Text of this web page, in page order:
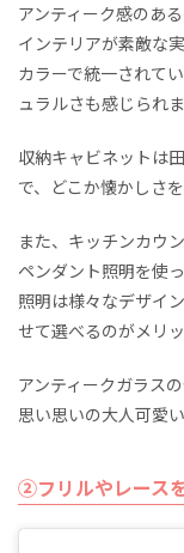
アンティーク感のあ
インテリアが素敵な
カラーで統一されて
ュラルさも感じられま
収納キャビネットは
で、どこか懐かしさ
また、キッチンカウ
ペンダント照明を使
照明は様々なデザイ
せて選べるのがメリッ
アンティークガラス
思い思いの大人可愛
②フリルやレース